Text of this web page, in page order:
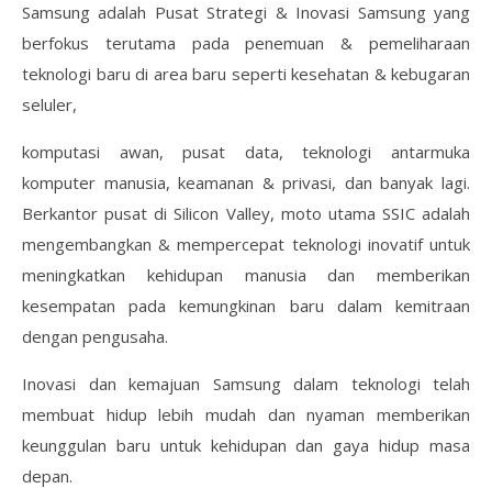
Samsung adalah Pusat Strategi & Inovasi Samsung yang
berfokus terutama pada penemuan & pemeliharaan
teknologi baru di area baru seperti kesehatan & kebugaran
seluler,
komputasi awan, pusat data, teknologi antarmuka
komputer manusia, keamanan & privasi, dan banyak lagi.
Berkantor pusat di Silicon Valley, moto utama SSIC adalah
mengembangkan & mempercepat teknologi inovatif untuk
meningkatkan kehidupan manusia dan memberikan
kesempatan pada kemungkinan baru dalam kemitraan
dengan pengusaha.
Inovasi dan kemajuan Samsung dalam teknologi telah
membuat hidup lebih mudah dan nyaman memberikan
keunggulan baru untuk kehidupan dan gaya hidup masa
depan.